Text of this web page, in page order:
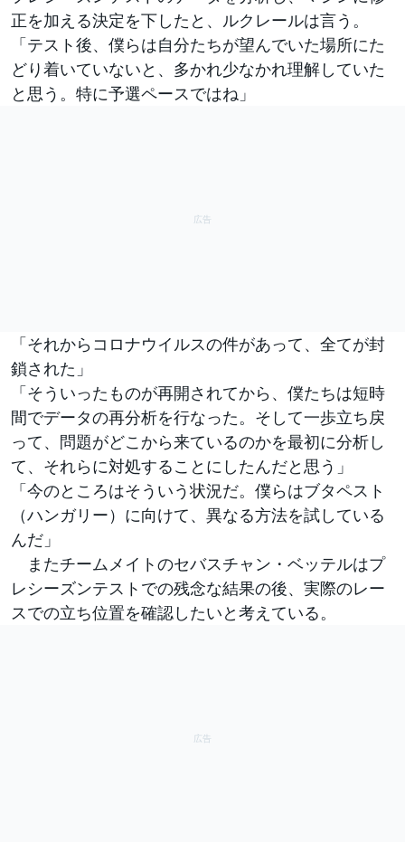
正を加える決定を下したと、ルクレールは言う。
「テスト後、僕らは自分たちが望んでいた場所にた
どり着いていないと、多かれ少なかれ理解していた
と思う。特に予選ペースではね」
「それからコロナウイルスの件があって、全てが封
鎖された」
「そういったものが再開されてから、僕たちは短時
間でデータの再分析を行なった。そして一歩立ち戻
って、問題がどこから来ているのかを最初に分析し
て、それらに対処することにしたんだと思う」
「今のところはそういう状況だ。僕らはブタペスト
（ハンガリー）に向けて、異なる方法を試している
んだ」
またチームメイトのセバスチャン・ベッテルはプ
レシーズンテストでの残念な結果の後、実際のレー
スでの立ち位置を確認したいと考えている。